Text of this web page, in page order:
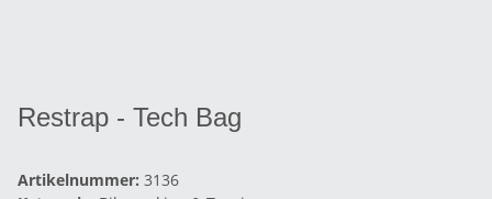
Restrap - Tech Bag
Artikelnummer: 3136